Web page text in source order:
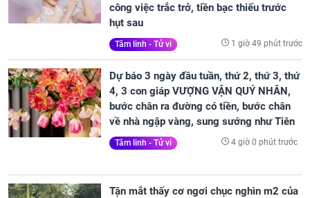
công việc trắc trở, tiền bạc thiếu trước
hụt sau
Tâm linh - Tử vi 1 giờ 49 phút trước
Dự báo 3 ngày đầu tuần, thứ 2, thứ 3, thứ
4, 3 con giáp VƯỢNG VẬN QUÝ NHÂN,
bước chân ra đường có tiền, bước chân
về nhà ngập vàng, sung sướng như Tiên
Tâm linh - Tử vi 4 giờ 0 phút trước
Tận mắt thấy cơ ngơi chục nghìn m2 của